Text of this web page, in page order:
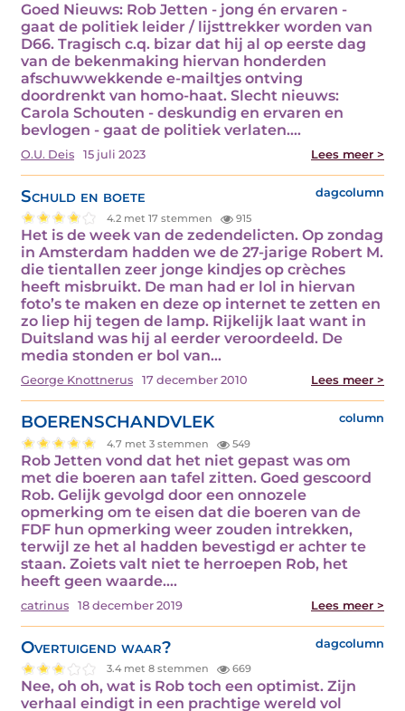
Goed Nieuws: Rob Jetten - jong én ervaren -
gaat de politiek leider / lijsttrekker worden van
D66. Tragisch c.q. bizar dat hij al op eerste dag
van de bekenmaking hiervan honderden
afschuwwekkende e-mailtjes ontving
doordrenkt van homo-haat. Slecht nieuws:
Carola Schouten - deskundig en ervaren en
bevlogen - gaat de politiek verlaten.…
O.U. Deis 15 juli 2023 Lees meer >
Schuld en boete dagcolumn
4.2 met 17 stemmen 915
Het is de week van de zedendelicten. Op zondag
in Amsterdam hadden we de 27-jarige Robert M.
die tientallen zeer jonge kindjes op crèches
heeft misbruikt. De man had er lol in hiervan
foto’s te maken en deze op internet te zetten en
zo liep hij tegen de lamp. Rijkelijk laat want in
Duitsland was hij al eerder veroordeeld. De
media stonden er bol van…
George Knottnerus 17 december 2010 Lees meer >
BOERENSCHANDVLEK column
4.7 met 3 stemmen 549
Rob Jetten vond dat het niet gepast was om
met die boeren aan tafel zitten. Goed gescoord
Rob. Gelijk gevolgd door een onnozele
opmerking om te eisen dat die boeren van de
FDF hun opmerking weer zouden intrekken,
terwijl ze het al hadden bevestigd er achter te
staan. Zoiets valt niet te herroepen Rob, het
heeft geen waarde.…
catrinus 18 december 2019 Lees meer >
Overtuigend waar? dagcolumn
3.4 met 8 stemmen 669
Nee, oh oh, wat is Rob toch een optimist. Zijn
verhaal eindigt in een prachtige wereld vol